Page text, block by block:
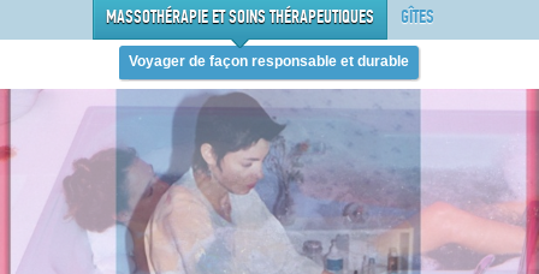
MASSOTHÉRAPIE ET SOINS THÉRAPEUTIQUES GÎTES
Voyager de façon responsable et durable